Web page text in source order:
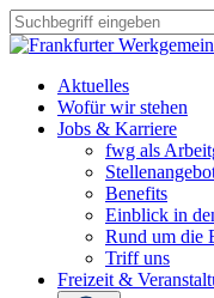
Sprungziel:
Zum
Sprungziel:
Zur
Sprungziel:
Zum
Suchbegriff
eingeben
Aktuelles
Wofür wir stehen
Jobs & Karriere
von
"Jobs
&
fwg als
Benefits
Einblick in
Rund um die
Triff uns
Freizeit &